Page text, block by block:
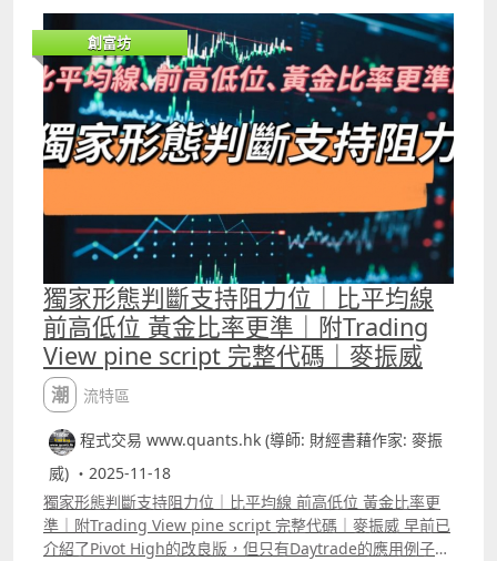
的應用是觀察當日開市價與上日收市價的差距，但intraday
圖表如5分鐘圖或1分鐘圖，也可以有「即市裂口」，而且只
要回補即市裂口往往代表走勢逆轉。
創富坊
獨家形態判斷支持阻力位｜比平均線
前高低位 黃金比率更準｜附Trading
View pine script 完整代碼｜麥振威
潮流特區
程式交易 www.quants.hk (導師: 財經書藉作家: 麥振
威) ・2025-11-18
獨家形態判斷支持阻力位｜比平均線 前高低位 黃金比率更
準｜附Trading View pine script 完整代碼｜麥振威 早前已
介紹了Pivot High的改良版，但只有Daytrade的應用例子，